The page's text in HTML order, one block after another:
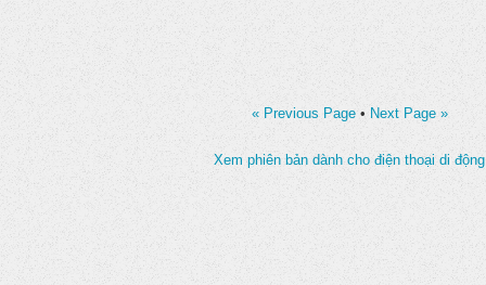
« Previous Page • Next Page »
Xem phiên bản dành cho điện thoại di động